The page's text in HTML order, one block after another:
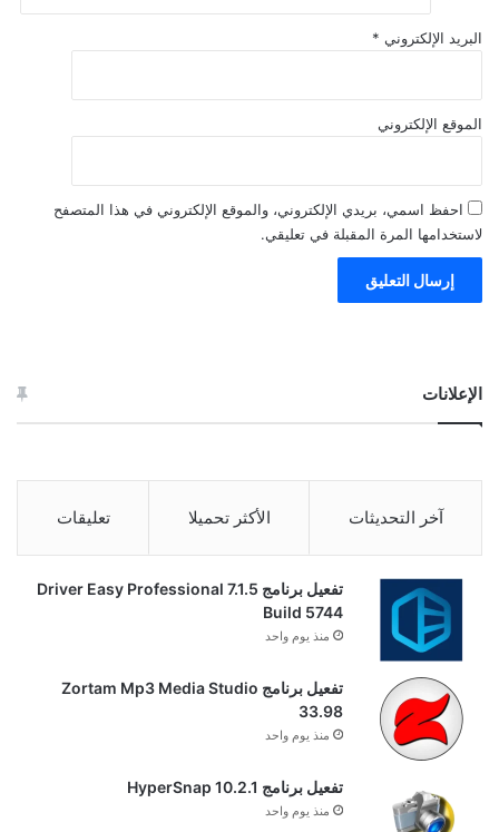
البريد الإلكتروني *
الموقع الإلكتروني
احفظ اسمي، بريدي الإلكتروني، والموقع الإلكتروني في هذا المتصفح
لاستخدامها المرة المقبلة في تعليقي.
الإعلانات
آخر التحديثات الأكثر تحميلا تعليقات
تفعيل برنامج Driver Easy Professional 7.1.5
Build 5744
منذ يوم واحد
تفعيل برنامج Zortam Mp3 Media Studio
33.98
منذ يوم واحد
تفعيل برنامج HyperSnap 10.2.1
منذ يوم واحد